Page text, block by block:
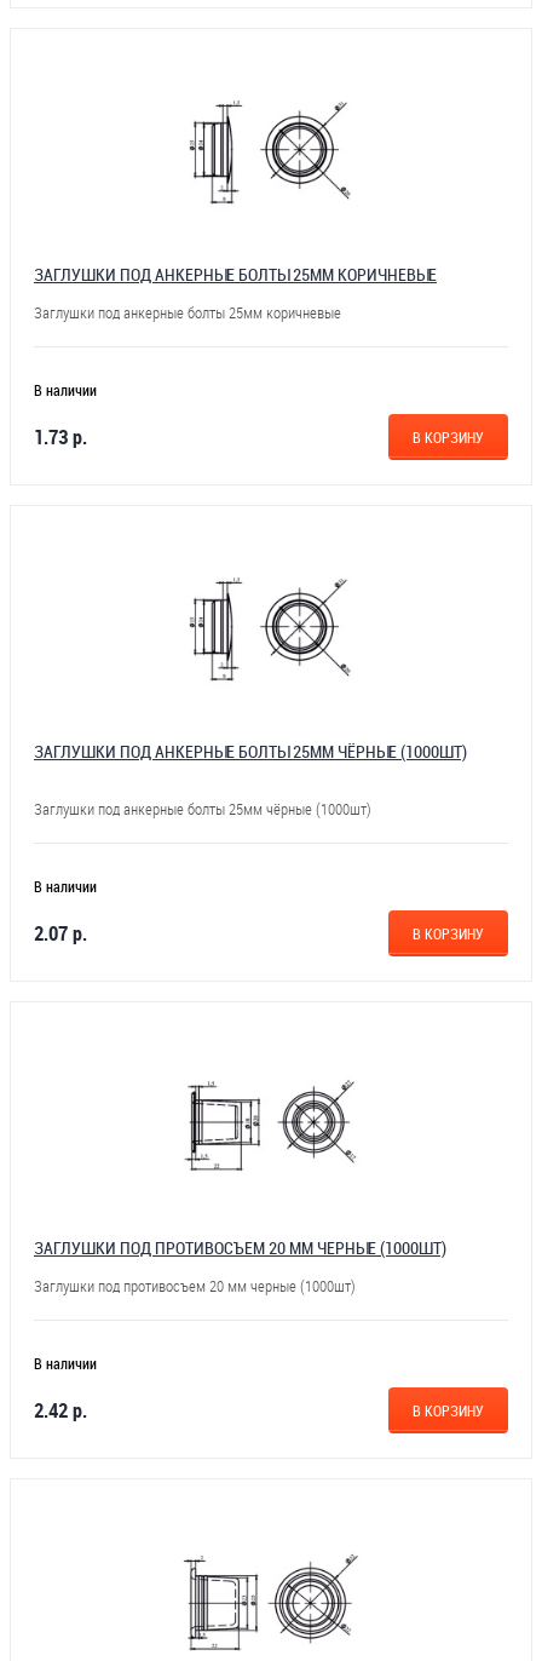
ЗАГЛУШКИ ПОД АНКЕРНЫЕ БОЛТЫ 25ММ КОРИЧНЕВЫЕ
Заглушки под анкерные болты 25мм коричневые
В наличии
1.73 р. В КОРЗИНУ
ЗАГЛУШКИ ПОД АНКЕРНЫЕ БОЛТЫ 25ММ ЧЁРНЫЕ (1000ШТ)
Заглушки под анкерные болты 25мм чёрные (1000шт)
В наличии
2.07 р. В КОРЗИНУ
ЗАГЛУШКИ ПОД ПРОТИВОСЪЕМ 20 ММ ЧЕРНЫЕ (1000ШТ)
Заглушки под противосъем 20 мм черные (1000шт)
В наличии
2.42 р. В КОРЗИНУ